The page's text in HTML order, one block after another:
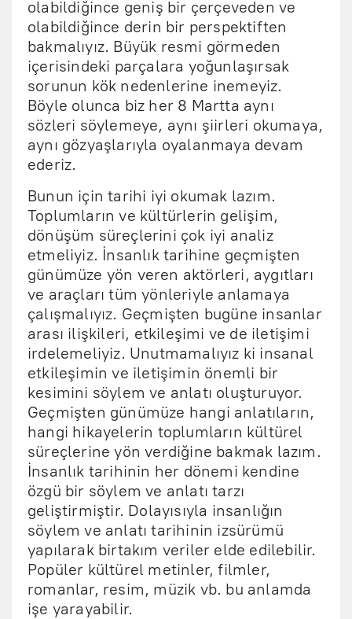
olabildiğince geniş bir çerçeveden ve
olabildiğince derin bir perspektiften
bakmalıyız. Büyük resmi görmeden
içerisindeki parçalara yoğunlaşırsak
sorunun kök nedenlerine inemeyiz.
Böyle olunca biz her 8 Martta aynı
sözleri söylemeye, aynı şiirleri okumaya,
aynı gözyaşlarıyla oyalanmaya devam
ederiz.
Bunun için tarihi iyi okumak lazım.
Toplumların ve kültürlerin gelişim,
dönüşüm süreçlerini çok iyi analiz
etmeliyiz. İnsanlık tarihine geçmişten
günümüze yön veren aktörleri, aygıtları
ve araçları tüm yönleriyle anlamaya
çalışmalıyız. Geçmişten bugüne insanlar
arası ilişkileri, etkileşimi ve de iletişimi
irdelemeliyiz. Unutmamalıyız ki insanal
etkileşimin ve iletişimin önemli bir
kesimini söylem ve anlatı oluşturuyor.
Geçmişten günümüze hangi anlatıların,
hangi hikayelerin toplumların kültürel
süreçlerine yön verdiğine bakmak lazım.
İnsanlık tarihinin her dönemi kendine
özgü bir söylem ve anlatı tarzı
geliştirmiştir. Dolayısıyla insanlığın
söylem ve anlatı tarihinin izsürümü
yapılarak birtakım veriler elde edilebilir.
Popüler kültürel metinler, filmler,
romanlar, resim, müzik vb. bu anlamda
işe yarayabilir.